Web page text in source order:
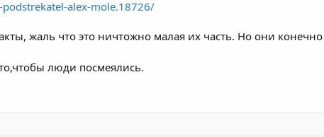
alex-mole.18726/
жаль что это ничтожно малая их часть. Но они
люди посмеялись.